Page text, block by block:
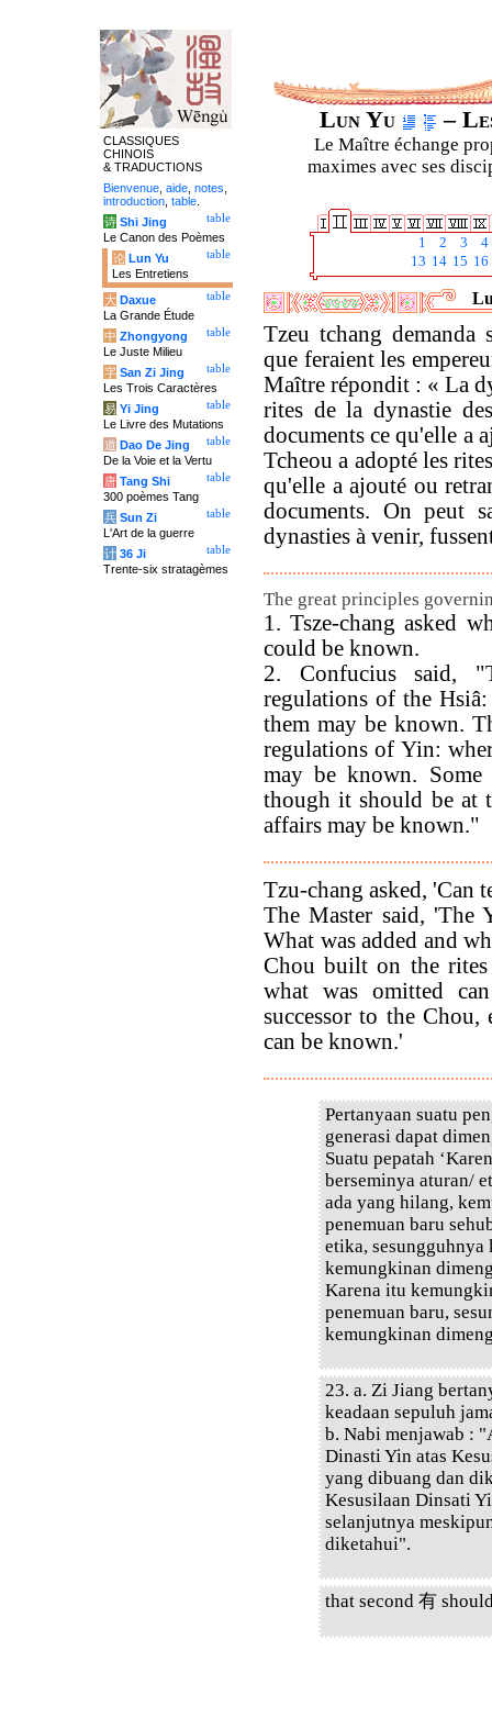
Lun Yu –
Le Maître échange
maximes avec ses
1 2 3
4
13 14 15 16
Tzeu tchang
que feraient les
Maître répondit : « La
rites de la dynastie
documents ce qu'elle a
Tcheou a adopté les
qu'elle a ajouté ou
documents. On peut
dynasties à venir,
The great principles
1. Tsze-chang asked
could be known.
2. Confucius said,
regulations of the
them may be known.
regulations of Yin:
may be known.
though it should be at
affairs may be known."
Tzu-chang asked, 'Can
The Master said,
What was added and
Chou built on the
what was omitted
successor to the Chou,
can be known.'
Pertanyaan suatu
generasi dapat
Suatu pepatah
berseminya aturan/
ada yang hilang,
penemuan baru
etika,
kemungkinan
Karena itu
penemuan baru,
kemungkinan
23. a. Zi Jiang
keadaan sepuluh
b. Nabi menjawab :
Dinasti Yin atas
yang dibuang dan
Kesusilaan Dinsati
selanjutnya
diketahui".
that second 有
CLASSIQUES
CHINOIS
& TRADUCTIONS
Bienvenue aide notes
introduction table
table
诗 Shi Jing
Le Canon des Poèmes
table
论 Lun Yu
Les Entretiens
table
大 Daxue
La Grande Étude
table
中 Zhongyong
Le Juste Milieu
table
字 San Zi Jing
Les Trois Caractères
table
易 Yi Jing
Le Livre des Mutations
table
道 Dao De Jing
De la Voie et la Vertu
table
唐 Tang Shi
300 poèmes Tang
table
兵 Sun Zi
L'Art de la guerre
table
计 36 Ji
Trente-six stratagèmes